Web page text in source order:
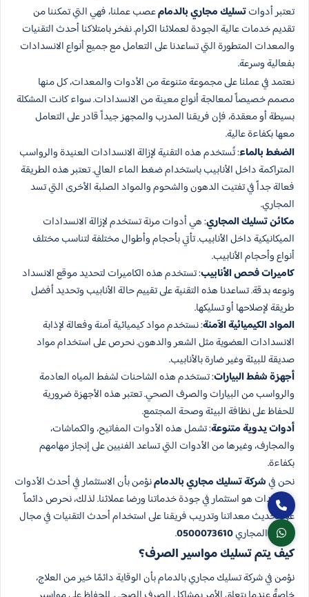
تعتبر أدواتتسليك مجاري بالدمامعصب عملنا، فهي التي تمكننا من
تقديم خدمات عالية الجودة لعملائنا الكرام. نفخر بامتلاكنا أحدث التقنيات
والمعدات المتطورة التي تساعدنا على التعامل مع جميع أنواع الانسدادات
بفعالية وسرعة.
نعتمد في عملنا على مجموعة متنوعة من الأدوات والمعدات، كل منها
مصمم خصيصاً لمعالجة أنواع معينة من الانسدادات. سواء كانت المشكلة
بسيطة أو معقدة، فإن فريقنا المدرب والمجهز جيداً قادر على التعامل
معها بكفاءة عالية.
الضغط بالماء: تُستخدم هذه التقنية لإزالة الانسدادات العنيدة والرواسب
المتراكمة داخل الأنابيب باستخدام ضغط الماء العالي. تعتبر هذه الطريقة
فعالة جداً في تفتيت الدهون والشحوم والمواد الصلبة الأخرى التي تسد
المجاري.
مكائن تسليك المجاري: هي أدوات مرنة تستخدم لإزالة الانسدادات
الميكانيكية داخل الأنابيب. تأتي بأحجام وأطوال مختلفة لتناسب مختلف
أنواع وأحجام الأنابيب.
كاميرات فحص الأنابيب: تستخدم هذه الكاميرات لتحديد موقع الانسداد
ونوعه بدقة. تساعدنا هذه التقنية على تقييم حالة الأنابيب وتحديد أفضل
طريقة لإصلاحها أو تسليكها.
المواد الكيميائية الآمنة: نستخدم مواد كيميائية آمنة وفعالة لإذابة
الانسدادات العضوية مثل الشعر والدهون. نحرص على استخدام مواد
صديقة للبيئة وغير ضارة بالأنابيب.
أجهزة شفط البيارات: تستخدم هذه الشاحنات لشفط المياه العادمة
والرواسب من البيارات والصرف الصحي. تعتبر هذه الأجهزة ضرورية
للحفاظ على نظافة البيئة وصحة المجتمع.
أدوات يدوية متنوعة: تشمل هذه الأدوات المفاتيح، والكماشات،
والمجارف، وغيرها من الأدوات التي تساعد الفنيين على إنجاز مهامهم
بكفاءة.
نحن فيشركة تسليك مجاري بالدمامنؤمن بأن الاستثمار في أحدث الأدوات
والمعدات هو استثمار في جودة خدماتنا ورضا عملائنا. لذلك، نحرص دائماً
على تحديث معداتنا وتدريب فريقنا على استخدام أحدث التقنيات في مجال
تسليك المجاري0500073610
.
كيف يتم تسليك مواسير الصرف؟
نؤمن في شركة تسليك مجاري بالدمام بأن الوقاية دائمًا خير من العلاج،